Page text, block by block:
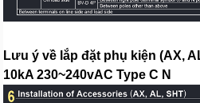
Lưu ý về lắp đặt phụ kiện (AX,
10kA 230~240vAC Type C N